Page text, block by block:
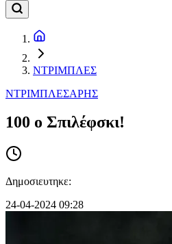
ΝΤΡΙΜΠΛΕΣ
ΝΤΡΙΜΠΛΕΣΑΡΗΣ
100 ο Σπιλέφσκι!
Δημοσιευτηκε:
24-04-2024 09:28